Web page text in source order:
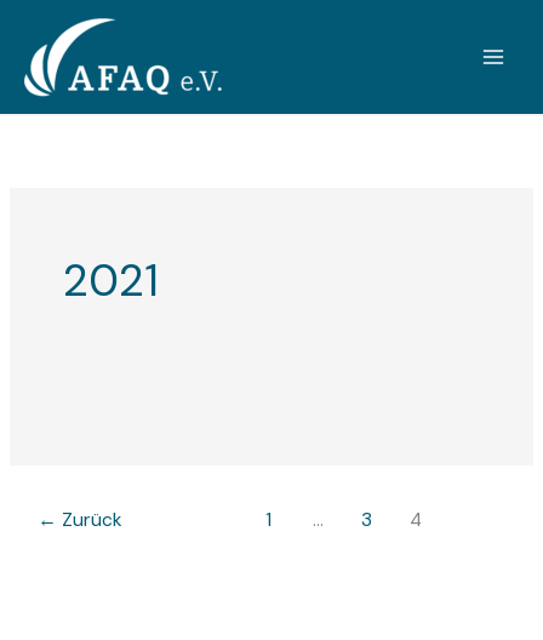
Inhalt
springen
2021
← Zurück 1 … 3 4